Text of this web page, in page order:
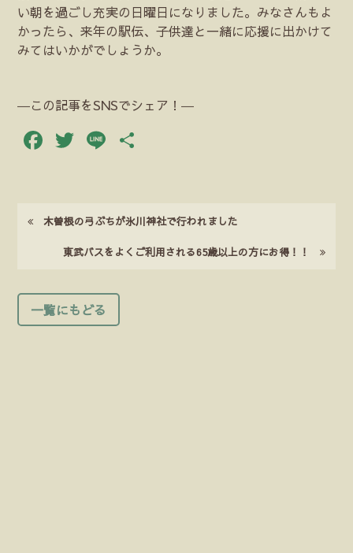
い朝を過ごし充実の日曜日になりました。みなさんもよ
かったら、来年の駅伝、子供達と一緒に応援に出かけて
みてはいかがでしょうか。
―この記事をSNSでシェア！―
Facebook
Twitter
Line
木曽根の弓ぶちが氷川神社で行われました
東武バスをよくご利用される65歳以上の方にお得！！
一覧にもどる